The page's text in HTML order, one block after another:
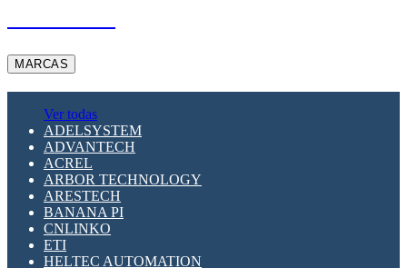
MARCAS
Ver todas
ADELSYSTEM
ADVANTECH
ACREL
ARBOR TECHNOLOGY
ARESTECH
BANANA PI
CNLINKO
ETI
HELTEC AUTOMATION